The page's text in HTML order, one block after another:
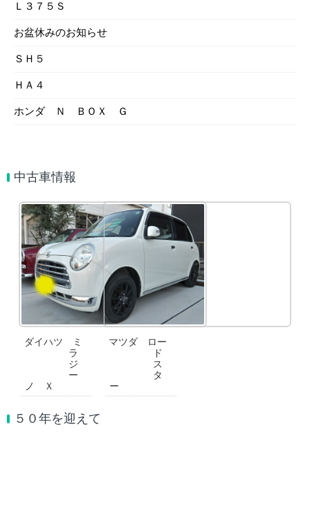
Ｌ３７５Ｓ
お盆休みのお知らせ
ＳＨ５
ＨＡ４
ホンダ Ｎ ＢＯＸ Ｇ
中古車情報
ダイハツ ミ
ラ
ジ
ー
ノ Ｘ
マツダ ロー
ド
ス
タ
ー
５０年を迎えて